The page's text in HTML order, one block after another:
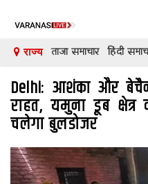
राज्य ताजा समाचार हिंदी
देश
दुनिया
मनोरंजन
शिक्षा
Delhi: आशंका और
राहत, यमुना डूब
चलेगा बुलडोजर